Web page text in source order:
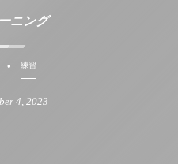
ニング
練習
4, 2023